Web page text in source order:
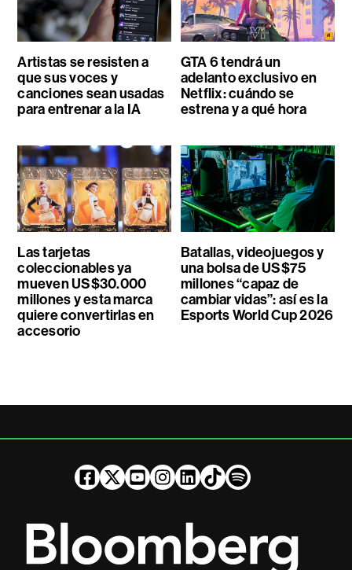
Artistas se resisten a
que sus voces y
canciones sean usadas
para entrenar a la IA
GTA 6 tendrá un
adelanto exclusivo en
Netflix: cuándo se
estrena y a qué hora
Las tarjetas
coleccionables ya
mueven US$30.000
millones y esta marca
quiere convertirlas en
accesorio
Batallas, videojuegos y
una bolsa de US$75
millones “capaz de
cambiar vidas”: así es la
Esports World Cup 2026